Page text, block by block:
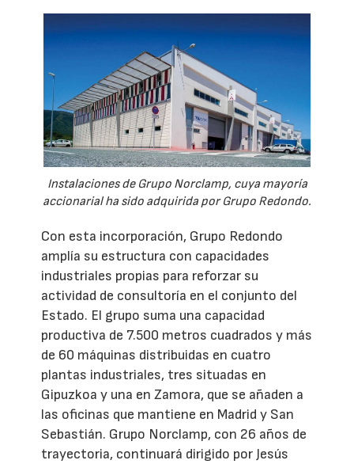
Instalaciones de Grupo Norclamp, cuya mayoría
accionarial ha sido adquirida por Grupo Redondo.
Con esta incorporación, Grupo Redondo
amplía su estructura con capacidades
industriales propias para reforzar su
actividad de consultoría en el conjunto del
Estado. El grupo suma una capacidad
productiva de 7.500 metros cuadrados y más
de 60 máquinas distribuidas en cuatro
plantas industriales, tres situadas en
Gipuzkoa y una en Zamora, que se añaden a
las oficinas que mantiene en Madrid y San
Sebastián. Grupo Norclamp, con 26 años de
trayectoria, continuará dirigido por Jesús